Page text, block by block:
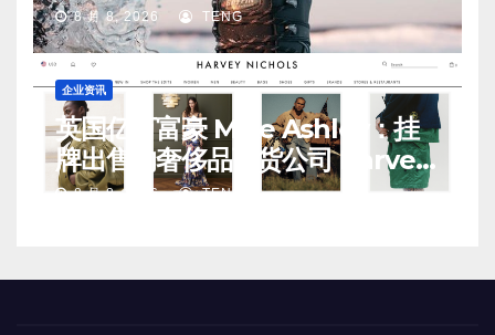
8 月 8, 2026 TENG
企业资讯
英国亿万富豪 Mike Ashley：挂
牌出售的奢侈品百货公司 Harvey
Nichols 正陷入“死亡螺旋”
8 月 8, 2026 TENG